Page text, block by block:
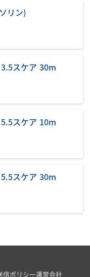
リン)
スケア 30m
スケア 10m
スケア 30m
信ポリシー運営会社